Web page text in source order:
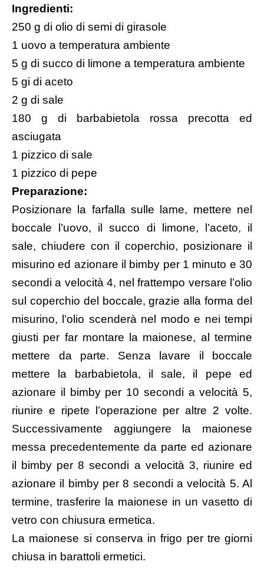
Ingredienti:
250 g di olio di semi di girasole
1 uovo a temperatura ambiente
5 g di succo di limone a temperatura ambiente
5 gi di aceto
2 g di sale
180 g di barbabietola rossa precotta ed
asciugata
1 pizzico di sale
1 pizzico di pepe
Preparazione:
Posizionare la farfalla sulle lame, mettere nel
boccale l’uovo, il succo di limone, l’aceto, il
sale, chiudere con il coperchio, posizionare il
misurino ed azionare il bimby per 1 minuto e 30
secondi a velocità 4, nel frattempo versare l’olio
sul coperchio del boccale, grazie alla forma del
misurino, l’olio scenderà nel modo e nei tempi
giusti per far montare la maionese, al termine
mettere da parte. Senza lavare il boccale
mettere la barbabietola, il sale, il pepe ed
azionare il bimby per 10 secondi a velocità 5,
riunire e ripete l’operazione per altre 2 volte.
Successivamente aggiungere la maionese
messa precedentemente da parte ed azionare
il bimby per 8 secondi a velocità 3, riunire ed
azionare il bimby per 8 secondi a velocità 5. Al
termine, trasferire la maionese in un vasetto di
vetro con chiusura ermetica.
La maionese si conserva in frigo per tre giorni
chiusa in barattoli ermetici.